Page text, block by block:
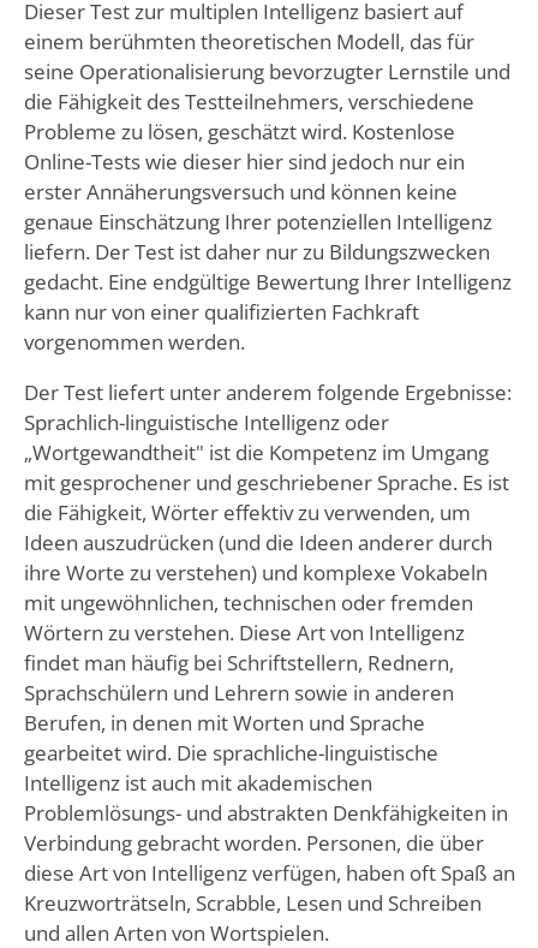
Dieser Test zur multiplen Intelligenz basiert auf
einem berühmten theoretischen Modell, das für
seine Operationalisierung bevorzugter Lernstile und
die Fähigkeit des Testteilnehmers, verschiedene
Probleme zu lösen, geschätzt wird. Kostenlose
Online-Tests wie dieser hier sind jedoch nur ein
erster Annäherungsversuch und können keine
genaue Einschätzung Ihrer potenziellen Intelligenz
liefern. Der Test ist daher nur zu Bildungszwecken
gedacht. Eine endgültige Bewertung Ihrer Intelligenz
kann nur von einer qualifizierten Fachkraft
vorgenommen werden.
Der Test liefert unter anderem folgende Ergebnisse:
Sprachlich-linguistische Intelligenz oder
„Wortgewandtheit" ist die Kompetenz im Umgang
mit gesprochener und geschriebener Sprache. Es ist
die Fähigkeit, Wörter effektiv zu verwenden, um
Ideen auszudrücken (und die Ideen anderer durch
ihre Worte zu verstehen) und komplexe Vokabeln
mit ungewöhnlichen, technischen oder fremden
Wörtern zu verstehen. Diese Art von Intelligenz
findet man häufig bei Schriftstellern, Rednern,
Sprachschülern und Lehrern sowie in anderen
Berufen, in denen mit Worten und Sprache
gearbeitet wird. Die sprachliche-linguistische
Intelligenz ist auch mit akademischen
Problemlösungs- und abstrakten Denkfähigkeiten in
Verbindung gebracht worden. Personen, die über
diese Art von Intelligenz verfügen, haben oft Spaß an
Kreuzworträtseln, Scrabble, Lesen und Schreiben
und allen Arten von Wortspielen.